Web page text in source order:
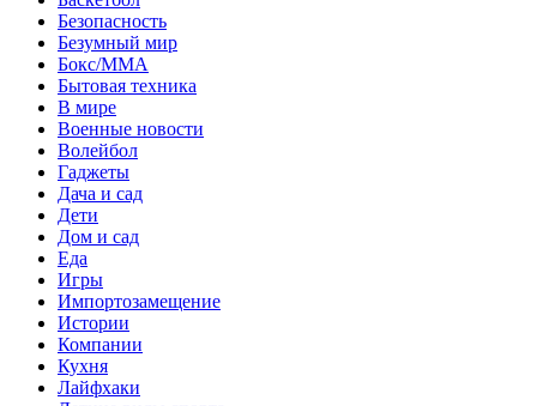
Безопасность
Безумный мир
Бокс/MMA
Бытовая техника
В мире
Военные новости
Волейбол
Гаджеты
Дача и сад
Дети
Дом и сад
Еда
Игры
Импортозамещение
Истории
Компании
Кухня
Лайфхаки